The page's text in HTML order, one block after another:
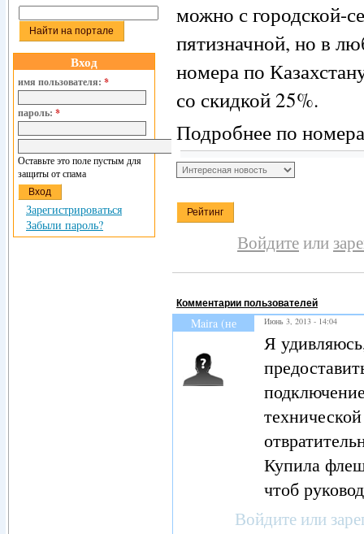
можно с городской-
пятизначной, но в
номера по
со скидкой 25%.
Подробнее по
Войдитеили
Комментарии пользователей
Maira (не
Июнь 3, 2013 - 14:04
Я
Купила
чтоб
Войдите или
Вход
имя пользователя: *
пароль: *
Оставьте это поле пустым для
защиты от спама
Зарегистрироваться
Забыли пароль?